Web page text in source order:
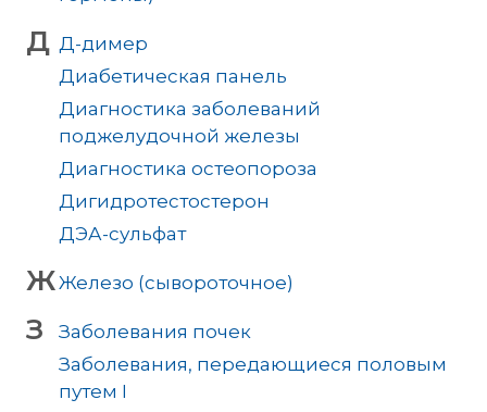
Д Д-димер
Диабетическая панель
Диагностика заболеваний
поджелудочной железы
Диагностика остеопороза
Дигидротестостерон
ДЭА-сульфат
ЖЖелезо (сывороточное)
З
Заболевания почек
Заболевания, передающиеся половым
путем I